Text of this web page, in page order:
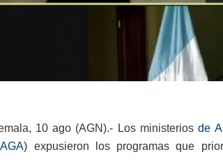
10 ago (AGN).- Los ministeriosde
expusieron los programas que